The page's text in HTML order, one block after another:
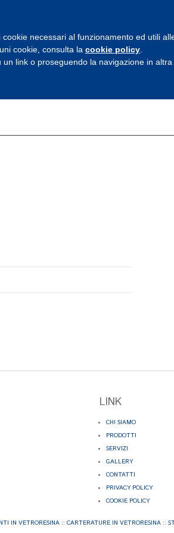
CHI SIAMO PRODOTTI
LINK
CHI SIAMO
PRODOTTI
SERVIZI
GALLERY
CONTATTI
PRIVACY POLICY
COOKIE POLICY
IN VETRORESINA :: CARTERATURE IN VETRORESINA ::
necessari al funzionamento ed utili
cookie, consulta la cookie policy
link o proseguendo la navigazione in altra